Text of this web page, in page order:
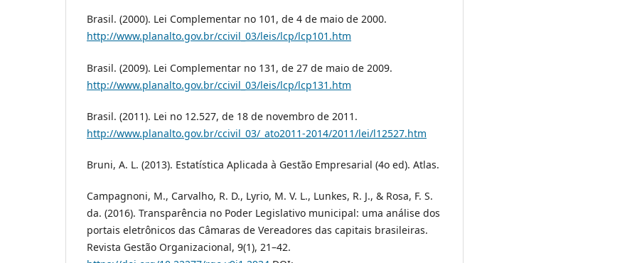
Brasil. (2000). Lei Complementar no 101, de 4 de maio de 2000.
http://www.planalto.gov.br/ccivil_03/leis/lcp/lcp101.htm
Brasil. (2009). Lei Complementar no 131, de 27 de maio de 2009.
http://www.planalto.gov.br/ccivil_03/leis/lcp/lcp131.htm
Brasil. (2011). Lei no 12.527, de 18 de novembro de 2011.
http://www.planalto.gov.br/ccivil_03/_ato2011-2014/2011/lei/l12527.htm
Bruni, A. L. (2013). Estatística Aplicada à Gestão Empresarial (4o ed). Atlas.
Campagnoni, M., Carvalho, R. D., Lyrio, M. V. L., Lunkes, R. J., & Rosa, F. S.
da. (2016). Transparência no Poder Legislativo municipal: uma análise dos
portais eletrônicos das Câmaras de Vereadores das capitais brasileiras.
Revista Gestão Organizacional, 9(1), 21–42.